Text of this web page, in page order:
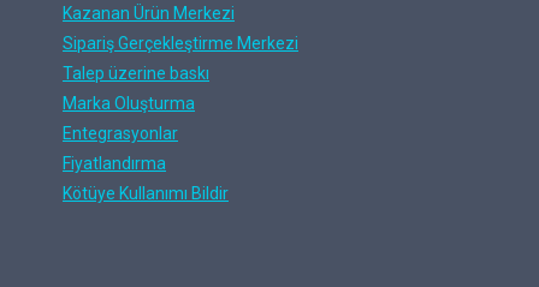
Kazanan Ürün Merkezi
Sipariş Gerçekleştirme Merkezi
Talep üzerine baskı
Marka Oluşturma
Entegrasyonlar
Fiyatlandırma
Kötüye Kullanımı Bildir